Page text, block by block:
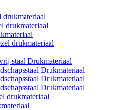
drukmateriaal
drukmateriaal
drukmateriaal
staal Drukmateriaal
Drukmateriaal
Drukmateriaal
Drukmateriaal
drukmateriaal